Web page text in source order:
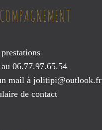
06.77.97.65.54
mail à jolitipi@outlook.fr
de contact